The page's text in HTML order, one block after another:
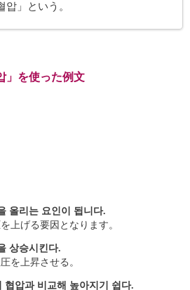
압」という。
」を使った例文
올리는 요인이 됩니다.
上げる要因となります。
상승시킨다.
を上昇させる。
협압과 비교해 높아지기 쉽다.